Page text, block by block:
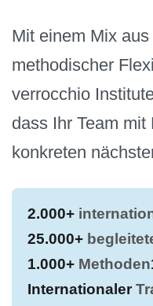
Mit einem Mix
methodischer
verrocchio
dass Ihr Team
konkreten
2.000+
25.000+
1.000+ Methoden
Internationaler